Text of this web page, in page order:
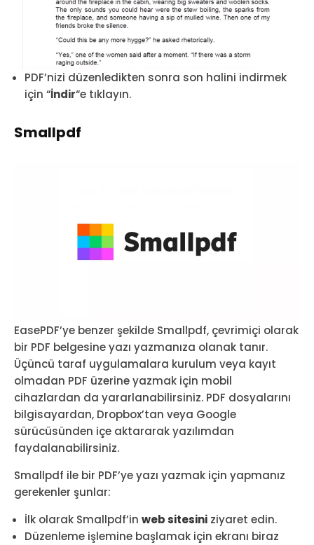
PDF’nizi düzenledikten sonra son halini indirmek
için “İndir“e tıklayın.
Smallpdf
EasePDF’ye benzer şekilde Smallpdf, çevrimiçi olarak
bir PDF belgesine yazı yazmanıza olanak tanır.
Üçüncü taraf uygulamalara kurulum veya kayıt
olmadan PDF üzerine yazmak için mobil
cihazlardan da yararlanabilirsiniz. PDF dosyalarını
bilgisayardan, Dropbox’tan veya Google
sürücüsünden içe aktararak yazılımdan
faydalanabilirsiniz.
Smallpdf ile bir PDF’ye yazı yazmak için yapmanız
gerekenler şunlar:
İlk olarak Smallpdf’in web sitesini ziyaret edin.
Düzenleme işlemine başlamak için ekranı biraz